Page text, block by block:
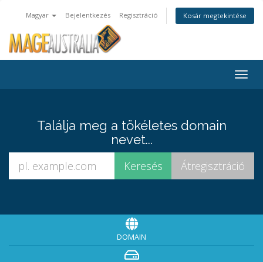
Magyar Bejelentkezés Regisztráció Kosár megtekintése
Találja meg a tökéletes domain
nevet...
DOMAIN